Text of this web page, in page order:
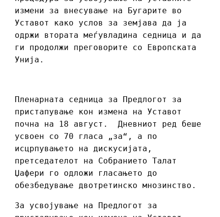
измени за внесување на Бугарите во
Уставот како услов за земјава да ја
одржи втората меѓувладина седница и да
ги продолжи преговорите со Европската
Унија.
Пленарната седница за Предлогот за
пристапување кон измена на Уставот
почна на 18 август. Дневниот ред беше
усвоен со 70 гласа „за“, а по
исцрпувањето на дискусијата,
претседателот на Собранието Талат
Џафери го одложи гласањето до
обезбедување двотретинско мнозинство.
За усвојување на Предлогот за